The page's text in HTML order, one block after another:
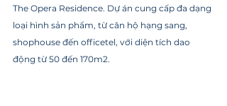
The Opera Residence. Dự án cung cấp đa dạng
loại hình sản phẩm, từ căn hộ hạng sang,
shophouse đến officetel, với diện tích dao
động từ 50 đến 170m2.